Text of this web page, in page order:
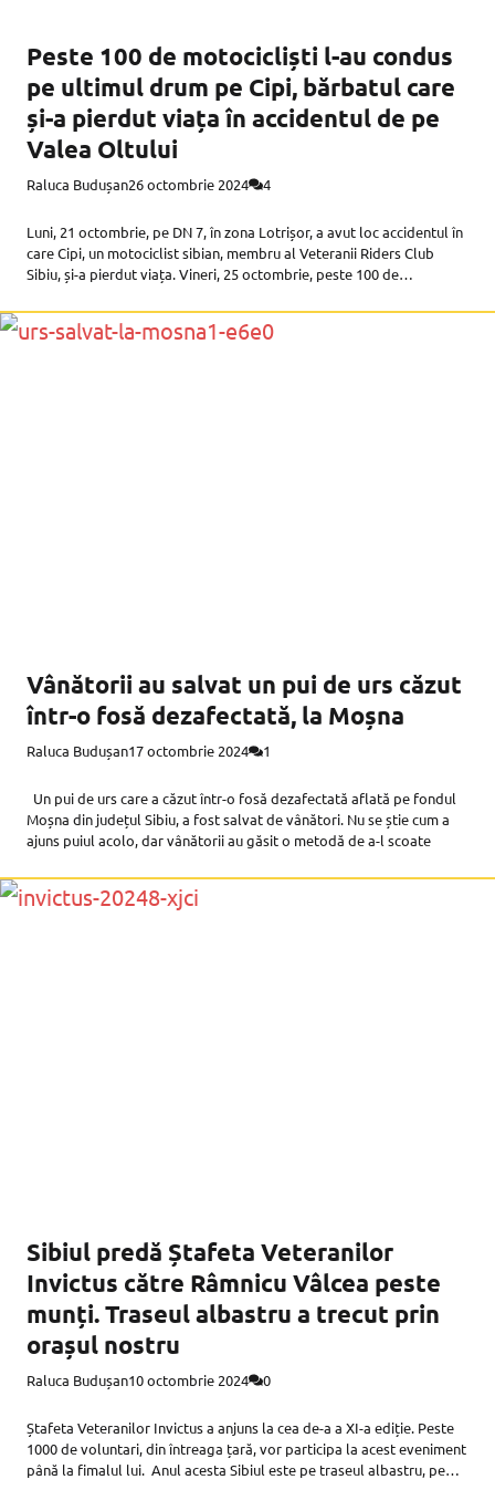
Peste 100 de motocicliști l-au condus
pe ultimul drum pe Cipi, bărbatul care
și-a pierdut viața în accidentul de pe
Valea Oltului
Raluca Budușan26 octombrie 2024 4
Luni, 21 octombrie, pe DN 7, în zona Lotrișor, a avut loc accidentul în
care Cipi, un motociclist sibian, membru al Veteranii Riders Club
Sibiu, și-a pierdut viața. Vineri, 25 octombrie, peste 100 de
Vânătorii au salvat un pui de urs căzut
într-o fosă dezafectată, la Moșna
Raluca Budușan17 octombrie 2024 1
Un pui de urs care a căzut într-o fosă dezafectată aflată pe fondul
Moșna din județul Sibiu, a fost salvat de vânători. Nu se știe cum a
ajuns puiul acolo, dar vânătorii au găsit o metodă de a-l scoate
Sibiul predă Ștafeta Veteranilor
Invictus către Râmnicu Vâlcea peste
munți. Traseul albastru a trecut prin
orașul nostru
Raluca Budușan10 octombrie 2024 0
Ștafeta Veteranilor Invictus a anjuns la cea de-a a XI-a ediție. Peste
1000 de voluntari, din întreaga țară, vor participa la acest eveniment
până la fimalul lui. Anul acesta Sibiul este pe traseul albastru, pe